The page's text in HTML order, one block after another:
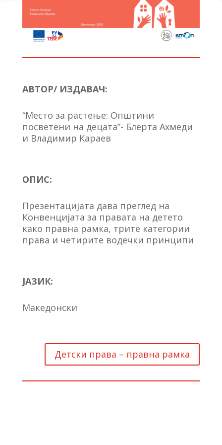
АВТОР/ ИЗДАВАЧ:
“Место за растење: Општини
посветени на децата”- Блерта Ахмеди
и Владимир Караев
ОПИС:
Презентацијата дава преглед на
Конвенцијата за правата на детето
како правна рамка, трите категории
права и четирите водечки принципи
ЈАЗИК:
Македонски
Детски права – правна рамка